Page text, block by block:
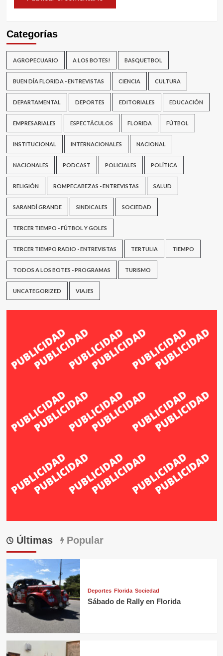
Categorías
AGROPECUARIO A LOS BOTES! BASQUETBOL
BUEN DÍA FLORIDA - ENTREVISTAS CIENCIA CULTURA
DEPARTAMENTAL DEPORTES EDITORIALES EDUCACIÓN
EMPRESARIALES ESPECTÁCULOS FLORIDA FÚTBOL
INSTITUCIONAL INTERNACIONALES NACIONAL
NACIONALES PODCAST POLICIALES POLÍTICA
RELIGIÓN ROMPECABEZAS - ENTREVISTAS SALUD
SARANDÍ GRANDE SINDICALES SOCIEDAD
TERCER TIEMPO - FÚTBOL Y GOLES
TERCER TIEMPO RADIO - ENTREVISTAS TERTULIA TIEMPO
TODOS A LOS BOTES - PROGRAMAS TURISMO
UNCATEGORIZED VIAJES
Últimas Popular
Deportes Florida Sociedad
Sábado de Rally en Florida